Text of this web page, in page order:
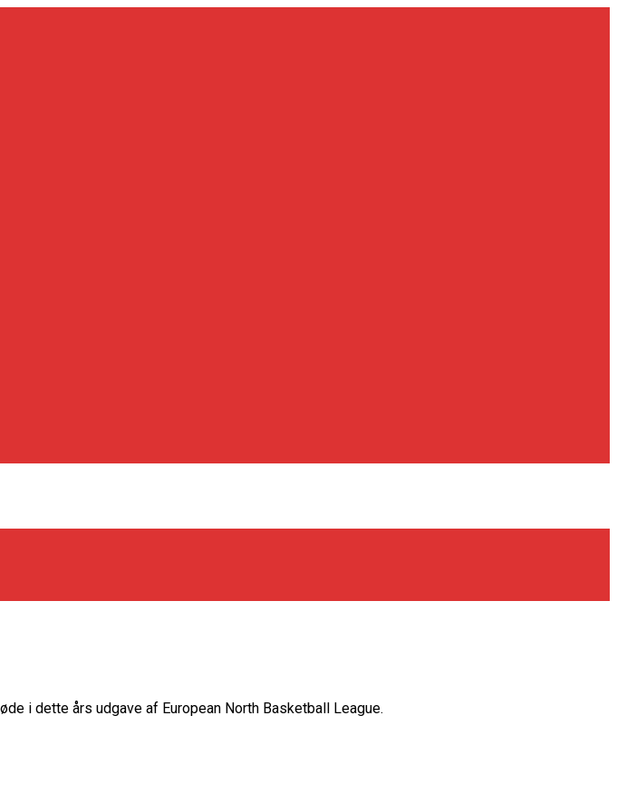
i dette års udgave af European North Basketball League.